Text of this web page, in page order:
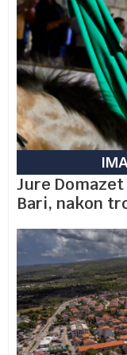
Jure
Bari, nakon